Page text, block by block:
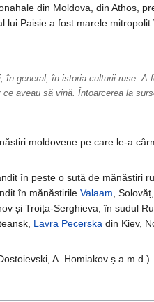
din Moldova, din Athos,
lui Paisie a fost marele
în general, în istoria culturii ruse. A
aveau să vină. Întoarcerea la
moldovene pe care le-a
în peste o sută de mănăstiri
în mănăstirile Valaam ,
și Troița-Serghieva; în sudul
Lavra Pecerska din Kiev,
A. Homiakov ș.a.m.d.)